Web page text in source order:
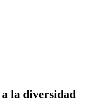
la diversidad